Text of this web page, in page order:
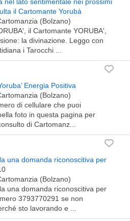
il Cartomante Yorubà
(Bolzano)
il Cartomante YORUBA',
la divinazione. Leggo con
i Tarocchi ...
Energia Positiva
(Bolzano)
di cellulare che puoi
foto in questa pagina per
di Cartomanz...
una domanda riconoscitiva per
(Bolzano)
una domanda riconoscitiva per
3793770291 se non
sto lavorando e ...